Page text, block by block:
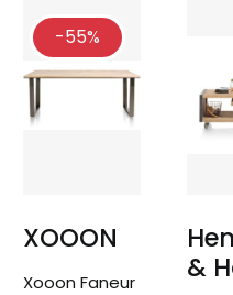
-55%
XOOON
Xooon Faneur
&